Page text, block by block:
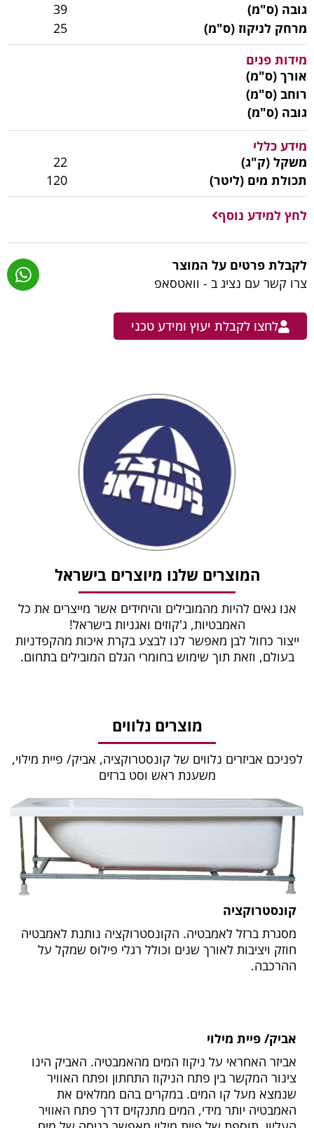
גובה (ס"מ)
39
מרחק לניקוז (ס"מ)
25
מידות פנים
אורך (ס"מ)
רוחב (ס"מ)
גובה (ס"מ)
מידע כללי
משקל (ק"ג)
22
תכולת מים (ליטר)
120
לחץ למידע נוסף
לקבלת פרטים על המוצר
צרו קשר עם נציג ב - וואטסאפ
לחצו לקבלת יעוץ ומידע טכני
המוצרים שלנו מיוצרים בישראל
אנו גאים להיות מהמובילים והיחידים אשר מייצרים את כל
האמבטיות, ג'קוזים ואגניות בישראל!
ייצור כחול לבן מאפשר לנו לבצע בקרת איכות מהקפדניות
בעולם, וזאת תוך שימוש בחומרי הגלם המובילים בתחום.
מוצרים נלווים
לפניכם אביזרים נלווים של קונסטרוקציה, אביק/ פיית מילוי,
משענת ראש וסט ברזים
קונסטרוקציה
מסגרת ברזל לאמבטיה. הקונסטרוקציה נותנת לאמבטיה
חוזק ויציבות לאורך שנים וכולל רגלי פילוס שמקל על
ההרכבה.
אביק/ פיית מילוי
אביזר האחראי על ניקוז המים מהאמבטיה. האביק הינו
צינור המקשר בין פתח הניקוז התחתון ופתח האוויר
שנמצא מעל קו המים. במקרים בהם ממלאים את
האמבטיה יותר מידי, המים מתנקזים דרך פתח האוויר